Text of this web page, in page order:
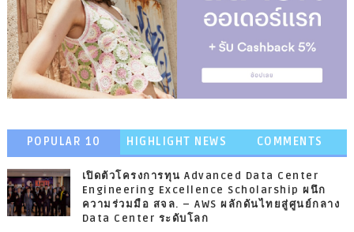
POPULAR 10 HIGHLIGHT NEWS COMMENTS
เปิดตัวโครงการทุน Advanced Data Center
Engineering Excellence Scholarship ผนึก
ความร่วมมือ สจล. – AWS ผลักดันไทยสู่ศูนย์กลาง
Data Center ระดับโลก